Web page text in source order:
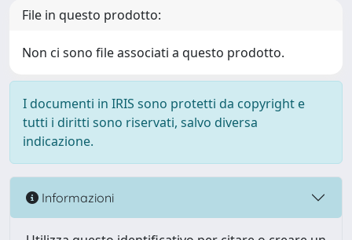
File in questo prodotto:
Non ci sono file associati a questo prodotto.
I documenti in IRIS sono protetti da copyright e
tutti i diritti sono riservati, salvo diversa
indicazione.
Informazioni